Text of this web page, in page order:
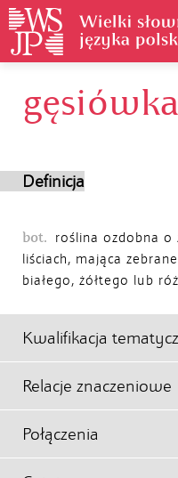
gęsiówka
Definicja
bot.
roślina ozdobna o
liściach, mająca
białego, żółtego lub
Kwalifikacja
Relacje znaczeniowe
Połączenia